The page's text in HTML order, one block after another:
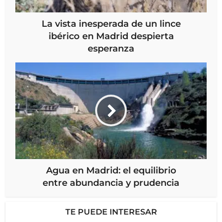
La vista inesperada de un lince
ibérico en Madrid despierta
esperanza
Agua en Madrid: el equilibrio
entre abundancia y prudencia
TE PUEDE INTERESAR